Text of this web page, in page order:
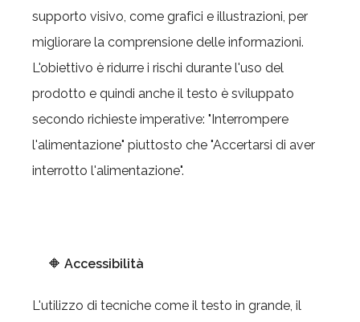
supporto visivo, come grafici e illustrazioni, per
migliorare la comprensione delle informazioni.
L'obiettivo è ridurre i rischi durante l'uso del
prodotto e quindi anche il testo è sviluppato
secondo richieste imperative: "Interrompere
l'alimentazione" piuttosto che "Accertarsi di aver
interrotto l'alimentazione".
🔶 Accessibilità
L'utilizzo di tecniche come il testo in grande, il